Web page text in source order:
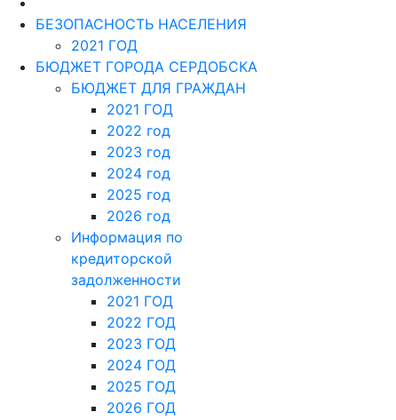
БЕЗОПАСНОСТЬ НАСЕЛЕНИЯ
2021 ГОД
БЮДЖЕТ ГОРОДА СЕРДОБСКА
БЮДЖЕТ ДЛЯ ГРАЖДАН
2021 ГОД
2022 год
2023 год
2024 год
2025 год
2026 год
Информация по
кредиторской
задолженности
2021 ГОД
2022 ГОД
2023 ГОД
2024 ГОД
2025 ГОД
2026 ГОД